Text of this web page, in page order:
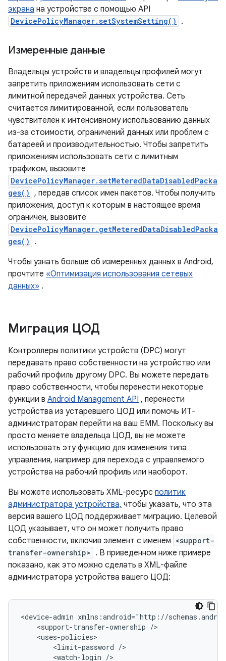
экрана на устройстве с помощью API
DevicePolicyManager.setSystemSetting() .
Измеренные данные
Владельцы устройств и владельцы профилей могут
запретить приложениям использовать сети с
лимитной передачей данных устройства. Сеть
считается лимитированной, если пользователь
чувствителен к интенсивному использованию данных
из-за стоимости, ограничений данных или проблем с
батареей и производительностью. Чтобы запретить
приложениям использовать сети с лимитным
трафиком, вызовите
DevicePolicyManager.setMeteredDataDisabledPacka
ges() , передав список имен пакетов. Чтобы получить
приложения, доступ к которым в настоящее время
ограничен, вызовите
DevicePolicyManager.getMeteredDataDisabledPacka
ges()
.
Чтобы узнать больше об измеренных данных в Android,
прочтите «Оптимизация использования сетевых
данных» .
Миграция ЦОД
Контроллеры политики устройств (DPC) могут
передавать право собственности на устройство или
рабочий профиль другому DPC. Вы можете передать
право собственности, чтобы перенести некоторые
функции в Android Management API , перенести
устройства из устаревшего ЦОД или помочь ИТ-
администраторам перейти на ваш EMM. Поскольку вы
просто меняете владельца ЦОД, вы не можете
использовать эту функцию для изменения типа
управления, например для перехода с управляемого
устройства на рабочий профиль или наоборот.
Вы можете использовать XML-ресурс политик
администратора устройства, чтобы указать, что эта
версия вашего ЦОД поддерживает миграцию. Целевой
ЦОД указывает, что он может получить право
собственности, включив элемент с именем <support-
transfer-ownership> . В приведенном ниже примере
показано, как это можно сделать в XML-файле
администратора устройства вашего ЦОД:
<device-admin
<support-transfer-ownership
<limit-password
<watch-login